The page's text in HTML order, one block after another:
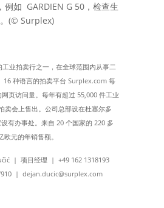
例如 GARDIEN G 50 ，检查生
(© Surplex)
工业拍卖行之一，在全球范围内从事二
16 种语言的拍卖平台 Surplex.com 每
网页访问量。每年有超过 55,000 件工业
卖会上售出。公司总部设在杜塞尔多
有办事处。来自 20 个国家的 220 多
欧元的年销售额。
| 项目经理
| +49 162 1318193
| dejan.ducic@surplex.com